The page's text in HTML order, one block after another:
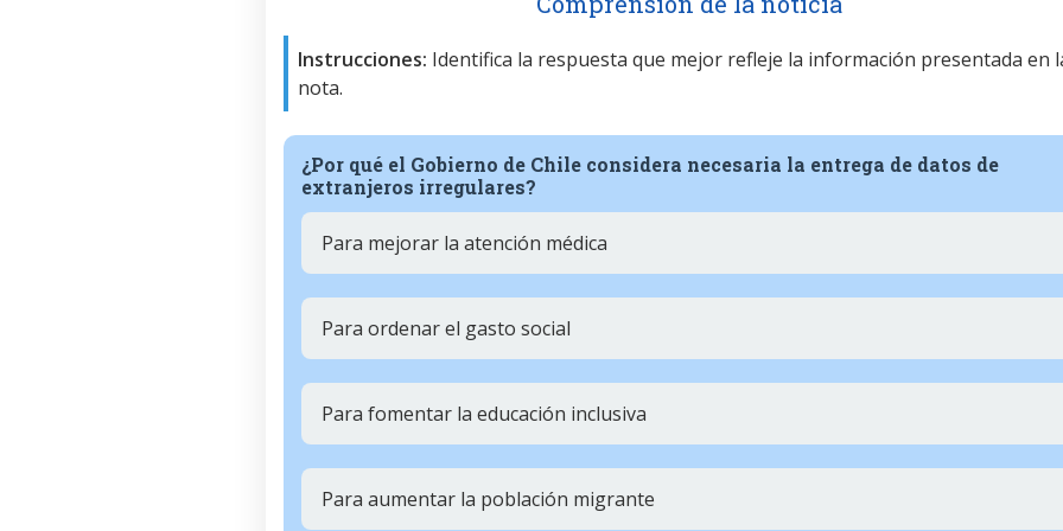
Instrucciones: Identifica la respuesta que mejor refleje la información presentada en
nota.
¿Por qué el Gobierno de Chile considera necesaria la entrega de datos de
extranjeros irregulares?
Para mejorar la atención médica
Para ordenar el gasto social
Para fomentar la educación inclusiva
Para aumentar la población migrante